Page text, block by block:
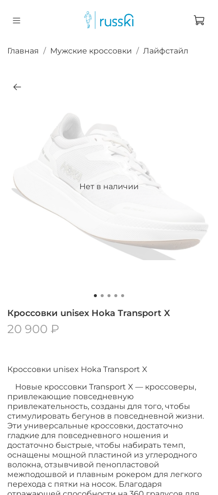
Главная Мужские кроссовки Лайфстайл
Нет в наличии
Кроссовки unisex Hoka Transport X
20 900 ₽
Кроссовки unisex Hoka Transport X
Новые кроссовки Transport X — кроссоверы,
привлекающие повседневную
привлекательность, созданы для того, чтобы
стимулировать бегунов в повседневной жизни.
Эти универсальные кроссовки, достаточно
гладкие для повседневного ношения и
достаточно быстрые, чтобы набирать темп,
оснащены мощной пластиной из углеродного
волокна, отзывчивой пенопластовой
межподошвой и плавным рокером для легкого
перехода с пятки на носок. Благодаря